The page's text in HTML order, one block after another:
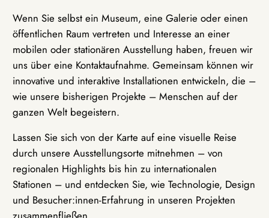
Wenn Sie selbst ein Museum, eine Galerie oder einen
öffentlichen Raum vertreten und Interesse an einer
mobilen oder stationären Ausstellung haben, freuen wir
uns über eine Kontaktaufnahme. Gemeinsam können wir
innovative und interaktive Installationen entwickeln, die –
wie unsere bisherigen Projekte – Menschen auf der
ganzen Welt begeistern.
Lassen Sie sich von der Karte auf eine visuelle Reise
durch unsere Ausstellungsorte mitnehmen – von
regionalen Highlights bis hin zu internationalen
Stationen – und entdecken Sie, wie Technologie, Design
und Besucher:innen-Erfahrung in unseren Projekten